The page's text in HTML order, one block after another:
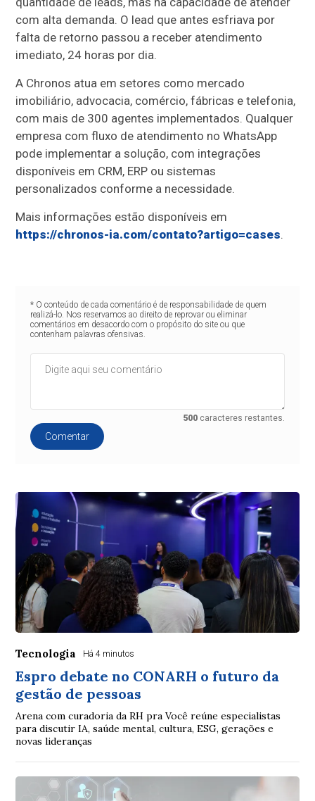
com alta demanda. O lead que antes esfriava por
falta de retorno passou a receber atendimento
imediato, 24 horas por dia.
A Chronos atua em setores como mercado
imobiliário, advocacia, comércio, fábricas e telefonia,
com mais de 300 agentes implementados. Qualquer
empresa com fluxo de atendimento no WhatsApp
pode implementar a solução, com integrações
disponíveis em CRM, ERP ou sistemas
personalizados conforme a necessidade.
Mais informações estão disponíveis em
https://chronos-ia.com/contato?artigo=cases.
* O conteúdo de cada comentário é de responsabilidade de quem
realizá-lo. Nos reservamos ao direito de reprovar ou eliminar
comentários em desacordo com o propósito do site ou que
contenham palavras ofensivas.
500 caracteres restantes.
Comentar
Tecnologia Há 4 minutos
Espro debate no CONARH o futuro da
gestão de pessoas
Arena com curadoria da RH pra Você reúne especialistas
para discutir IA, saúde mental, cultura, ESG, gerações e
novas lideranças